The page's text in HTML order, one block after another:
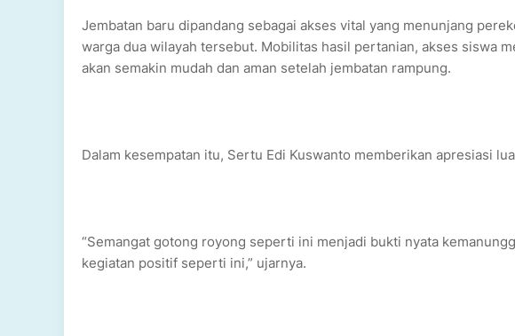
Jembatan baru dipandang sebagai akses vital yang menunjang
warga dua wilayah tersebut. Mobilitas hasil pertanian, akses siswa
akan semakin mudah dan aman setelah jembatan rampung.
Dalam kesempatan itu, Sertu Edi Kuswanto memberikan apresiasi
“Semangat gotong royong seperti ini menjadi bukti nyata
kegiatan positif seperti ini,” ujarnya.